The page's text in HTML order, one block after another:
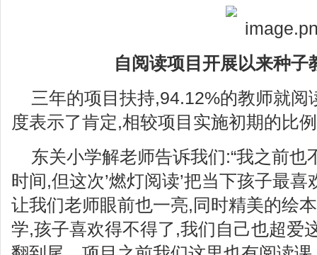
自阅读项目开展以来种子
三年的项目扶持,94.12%的教师就阅
度表示了肯定,相较项目实施初期的比
东关小学解老师告诉我们:“我之前也
时间,但这次’燃灯阅读’把当下孩子最
让我们老师眼前也一亮,同时精美的绘
学,孩子喜欢得不得了,我们自己也超爱